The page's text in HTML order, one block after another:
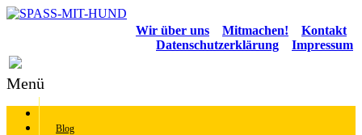
Wir über uns Mitmachen!
Kontakt
Datenschutzerklärung
Impressum
Menü
Blog